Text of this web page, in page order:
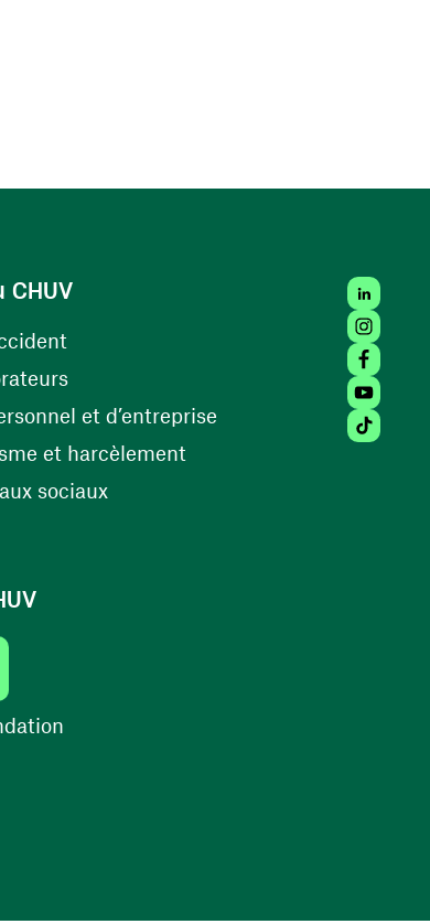
(ouvre une nouvelle fenêtre)
(ouvre une nouvelle fenêtre)
et d’entreprise(ouvre une nouvelle
et harcèlement(ouvre une nouvelle
sociaux(ouvre une nouvelle fenêtre)
une nouvelle fenêtre)
(ouvre une nouvelle fenêtre)
Tiktok